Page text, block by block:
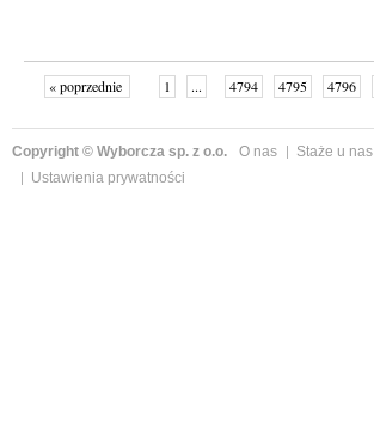
« poprzednie 1 ... 4794 4795 4796
Copyright © Wyborcza sp. z o.o. O nas Staże u nas
Ustawienia prywatności